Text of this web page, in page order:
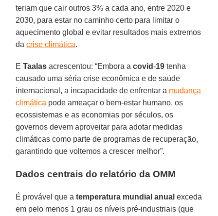
teriam que cair outros 3% a cada ano, entre 2020 e
2030, para estar no caminho certo para limitar o
aquecimento global e evitar resultados mais extremos
dacrise climática.
ETaalas acrescentou: “Embora acovid-19 tenha
causado uma séria crise econômica e de saúde
internacional, a incapacidade de enfrentar a mudança
climática pode ameaçar o bem-estar humano, os
ecossistemas e as economias por séculos, os
governos devem aproveitar para adotar medidas
climáticas como parte de programas de recuperação,
garantindo que voltemos a crescer melhor”.
Dados centrais do relatório da OMM
É provável que atemperatura mundial anual exceda
em pelo menos 1 grau os níveis pré-industriais (que